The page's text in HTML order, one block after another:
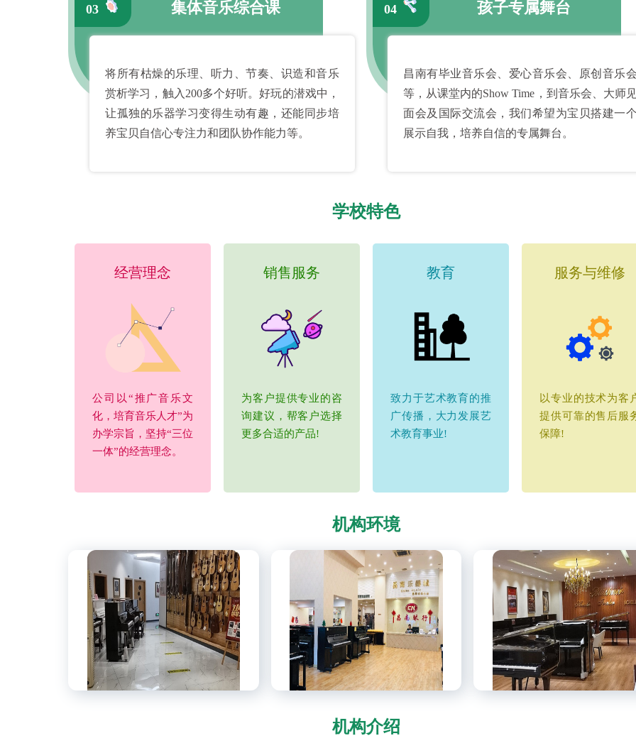
03 集体音乐综合课
将所有枯燥的乐理、听力、节奏、识造和音乐
赏析学习，触入200多个好听。好玩的潜戏中，
让孤独的乐器学习变得生动有趣，还能同步培
养宝贝自信心专注力和团队协作能力等。
04 孩子专属舞台
昌南有毕业音乐会、爱心音乐会、原创音乐会
等，从课堂内的Show Time，到音乐会、大师
面会及国际交流会，我们希望为宝贝搭建一个
展示自我，培养自信的专属舞台。
学校特色
经营理念
公司以“推广音乐文
化，培育音乐人才”为
办学宗旨，坚持“三位
一体”的经营理念。
销售服务
为客户提供专业的咨
询建议，帮客户选择
更多合适的产品!
教育
致力于艺术教育的推
广传播，大力发展艺
术教育事业!
服务与维修
以专业的技术为客
提供可靠的售后服
保障!
机构环境
机构介绍